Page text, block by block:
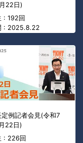
22日)
: 192回
: 2025.8.22
定例記者会見(令和7
22日)
: 226回